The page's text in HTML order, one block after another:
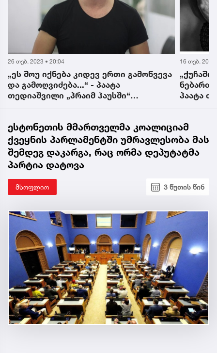
16 თებ. 2023 • 23:16
„ქუჩაში შიშველი უნდა გავიდე, მაგრამ
ნებართვა მერიისგან უნდა ავიღო...“ -
პაატა თედიაშვილი "პრაიმტაიმთან"
25 თებ. 2023
VIDEO:
ესტონეთის მმართველმა კოალიციამ
ქვეყნის პარლამენტში უმრავლესობა მას
შემდეგ დაკარგა, რაც ორმა დეპუტატმა
პარტია დატოვა
მსოფლიო 3 წუთის წინ